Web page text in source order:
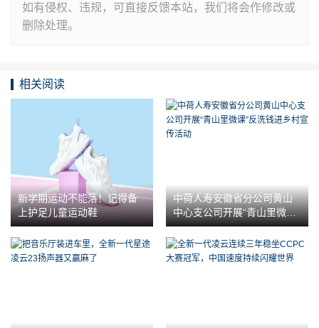
如有侵权、违规，可直接反馈本站，我们将会作修改或
删除处理。
相关阅读
新学期运动不能落！记得备
上护足儿童运动鞋
中荷人寿安徽省分公司黄山
中心支公司开展“青山里微课”
反洗钱进乡村宣传活动